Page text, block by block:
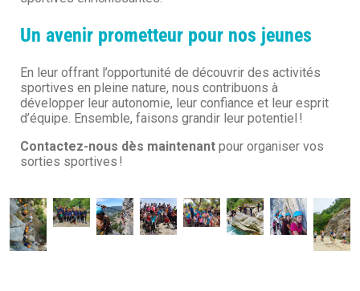
Un avenir prometteur pour nos jeunes
En leur offrant l’opportunité de découvrir des activités
sportives en pleine nature, nous contribuons à
développer leur autonomie, leur confiance et leur esprit
d’équipe. Ensemble, faisons grandir leur potentiel !
Contactez-nous dès maintenant pour organiser vos
sorties sportives !